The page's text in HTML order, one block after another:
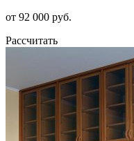
от 92 000 руб.
Рассчитать